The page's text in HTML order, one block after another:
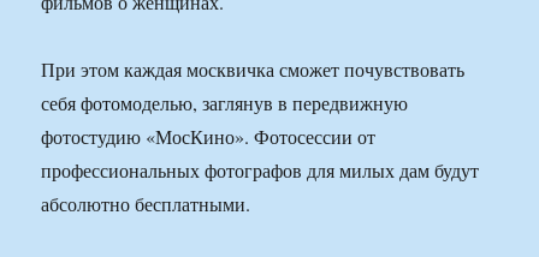
При этом каждая москвичка сможет почувствовать
себя фотомоделью, заглянув в передвижную
фотостудию «МосКино». Фотосессии от
профессиональных фотографов для милых дам будут
абсолютно бесплатными.